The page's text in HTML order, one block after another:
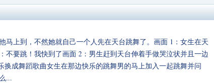
上到，不然她就自己一个人先在天台跳舞了。画面 1：女生在天
要跳！我快到了画面 2：男生赶到天台伸着手做哭泣状并且一边
成舞蹈歌曲女生在那边快乐的跳舞男的马上加入一起跳舞并问
...